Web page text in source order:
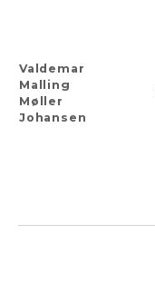
Valdemar
Malling
Møller
Johansen